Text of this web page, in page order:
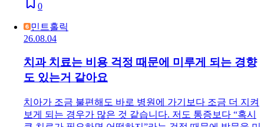
0
민트홀릭
26.08.04
치과 치료는 비용 걱정 때문에 미루게 되는 경향
도 있는거 같아요
치아가 조금 불편해도 바로 병원에 가기보다 조금 더 지켜
보게 되는 경우가 많은 것 같습니다. 저도 통증보다 “혹시